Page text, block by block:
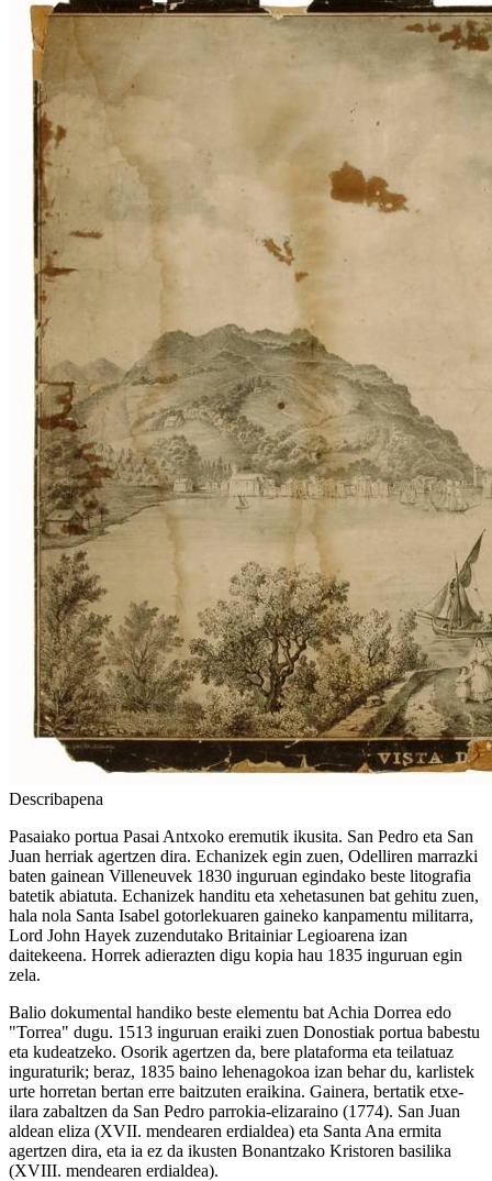
Describapena
Pasaiako portua Pasai Antxoko eremutik ikusita. San Pedro eta San
Juan herriak agertzen dira. Echanizek egin zuen, Odelliren marrazki
baten gainean Villeneuvek 1830 inguruan egindako beste litografia
batetik abiatuta. Echanizek handitu eta xehetasunen bat gehitu zuen,
hala nola Santa Isabel gotorlekuaren gaineko kanpamentu militarra,
Lord John Hayek zuzendutako Britainiar Legioarena izan
daitekeena. Horrek adierazten digu kopia hau 1835 inguruan egin
zela.
Balio dokumental handiko beste elementu bat Achia Dorrea edo
"Torrea" dugu. 1513 inguruan eraiki zuen Donostiak portua babestu
eta kudeatzeko. Osorik agertzen da, bere plataforma eta teilatuaz
inguraturik; beraz, 1835 baino lehenagokoa izan behar du, karlistek
urte horretan bertan erre baitzuten eraikina. Gainera, bertatik etxe-
ilara zabaltzen da San Pedro parrokia-elizaraino (1774). San Juan
aldean eliza (XVII. mendearen erdialdea) eta Santa Ana ermita
agertzen dira, eta ia ez da ikusten Bonantzako Kristoren basilika
(XVIII. mendearen erdialdea).